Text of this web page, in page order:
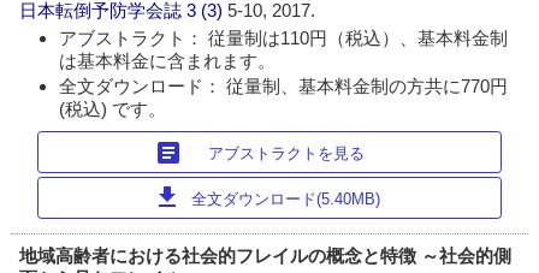
日本転倒予防学会誌 3 (3)5-10, 2017.
アブストラクト： 従量制は110円（税込）、基本料金制
は基本料金に含まれます。
全文ダウンロード： 従量制、基本料金制の方共に770円
(税込) です。
article アブストラクトを見る
download 全文ダウンロード(5.40MB)
地域高齢者における社会的フレイルの概念と特徴 ～社会的側